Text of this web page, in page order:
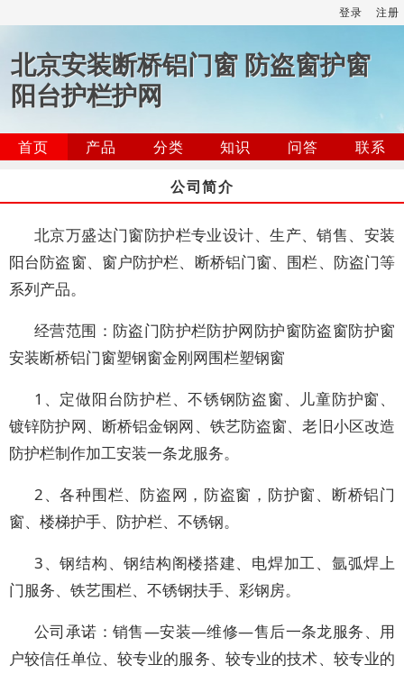
登录 注册
北京安装断桥铝门窗 防盗窗护窗
阳台护栏护网
首页 产品 分类 知识 问答
联系
公司简介
北京万盛达门窗防护栏专业设计、生产、销售、安装
阳台防盗窗、窗户防护栏、断桥铝门窗、围栏、防盗门等
系列产品。
经营范围：防盗门防护栏防护网防护窗防盗窗防护窗
安装断桥铝门窗塑钢窗金刚网围栏塑钢窗
1、定做阳台防护栏、不锈钢防盗窗、儿童防护窗、
镀锌防护网、断桥铝金钢网、铁艺防盗窗、老旧小区改造
防护栏制作加工安装一条龙服务。
2、各种围栏、防盗网，防盗窗，防护窗、断桥铝门
窗、楼梯护手、防护栏、不锈钢。
3、钢结构、钢结构阁楼搭建、电焊加工、氩弧焊上
门服务、铁艺围栏、不锈钢扶手、彩钢房。
公司承诺：销售—安装—维修—售后一条龙服务、用
户较信任单位、较专业的服务、较专业的技术、较专业的